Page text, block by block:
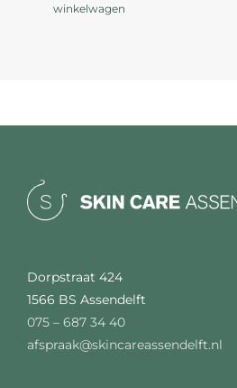
winkelwagen
Dorpstraat 424
1566 BS Assendelft
075 – 687 34 40
afspraak@skincareassendelft.nl